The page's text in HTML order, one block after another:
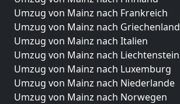
Umzug von Mainz nach Frankreich
Umzug von Mainz nach Griechenland
Umzug von Mainz nach Italien
Umzug von Mainz nach Liechtenstein
Umzug von Mainz nach Luxemburg
Umzug von Mainz nach Niederlande
Umzug von Mainz nach Norwegen